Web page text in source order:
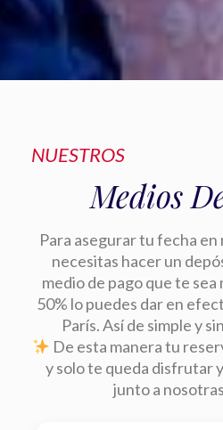
NUESTROS
Medios
Para asegurar tu fecha
necesitas hacer un
medio de pago que te sea
50% lo puedes dar en
París. Así de simple y
De esta manera tu
y solo te queda disfrutar
junto a